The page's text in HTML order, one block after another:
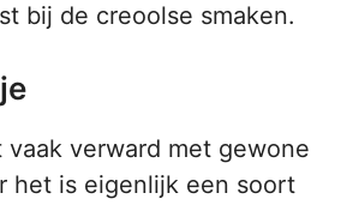
bij de creoolse smaken.
vaak verward met gewone
het is eigenlijk een soort